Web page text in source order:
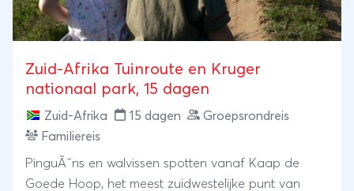
Zuid-Afrika Tuinroute en Kruger
nationaal park, 15 dagen
Zuid-Afrika 15 dagen
Groepsrondreis
Familiereis
PinguÃ¯ns en walvissen spotten vanaf Kaap de
Goede Hoop, het meest zuidwestelijke punt van